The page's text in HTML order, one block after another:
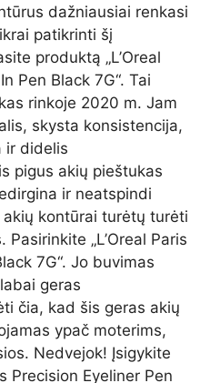
dažniausiai renkasi
patikrinti šį
produktą „L’Oreal
Pen Black 7G“. Tai
rinkoje 2020 m. Jam
skysta konsistencija,
ir didelis
pigus akių pieštukas
ir neatspindi
kontūrai turėtų turėti
„L’Oreal Paris
7G“. Jo buvimas
geras
čia, kad šis geras akių
ypač moterims,
Nedvejok! Įsigykite
Precision Eyeliner Pen